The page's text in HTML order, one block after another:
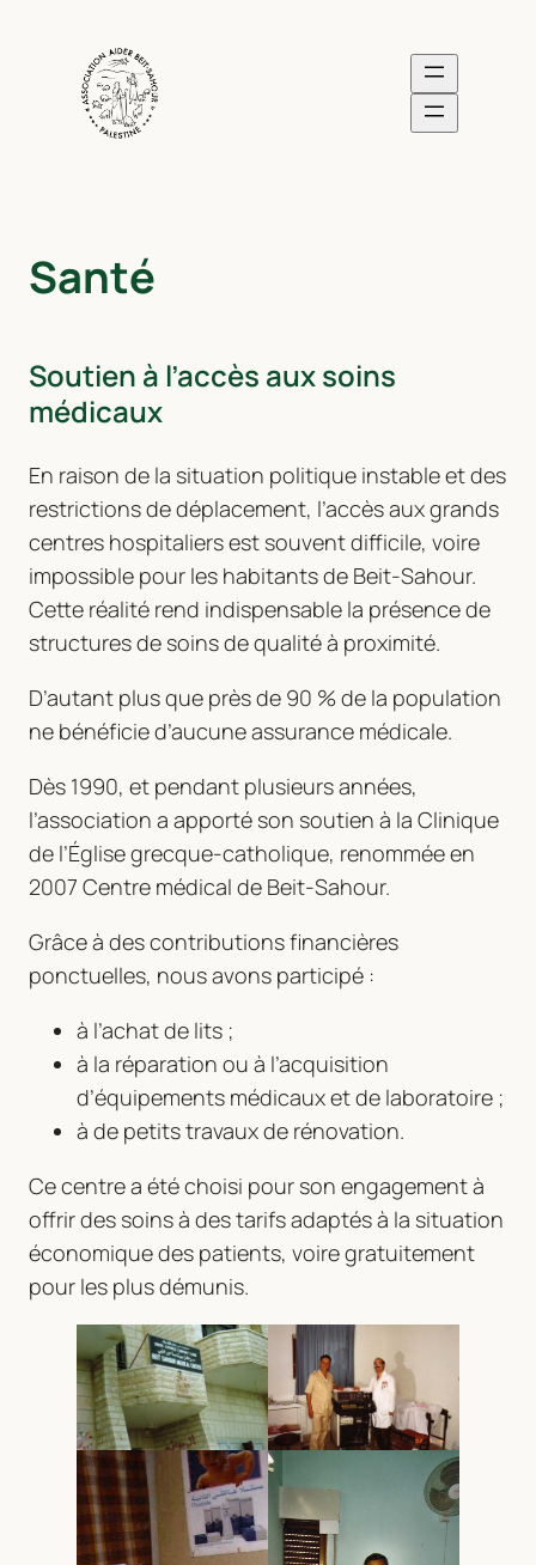
Santé
Soutien à l’accès aux soins
médicaux
En raison de la situation politique instable et des
restrictions de déplacement, l’accès aux grands
centres hospitaliers est souvent difficile, voire
impossible pour les habitants de Beit-Sahour.
Cette réalité rend indispensable la présence de
structures de soins de qualité à proximité.
D’autant plus que près de 90 % de la population
ne bénéficie d’aucune assurance médicale.
Dès 1990, et pendant plusieurs années,
l’association a apporté son soutien à la Clinique
de l’Église grecque-catholique, renommée en
2007 Centre médical de Beit-Sahour.
Grâce à des contributions financières
ponctuelles, nous avons participé :
à l’achat de lits ;
à la réparation ou à l’acquisition
d’équipements médicaux et de laboratoire ;
à de petits travaux de rénovation.
Ce centre a été choisi pour son engagement à
offrir des soins à des tarifs adaptés à la situation
économique des patients, voire gratuitement
pour les plus démunis.